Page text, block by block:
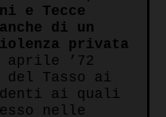
e Tecce
di un
privata
’72
del Tasso ai
ai quali
nelle